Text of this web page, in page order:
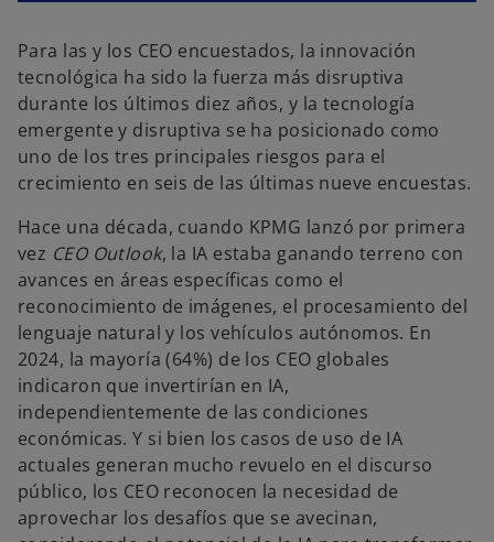
Para las y los CEO encuestados, la innovación
tecnológica ha sido la fuerza más disruptiva
durante los últimos diez años, y la tecnología
emergente y disruptiva se ha posicionado como
uno de los tres principales riesgos para el
crecimiento en seis de las últimas nueve encuestas.
Hace una década, cuando KPMG lanzó por primera
vez CEO Outlook, la IA estaba ganando terreno con
avances en áreas específicas como el
reconocimiento de imágenes, el procesamiento del
lenguaje natural y los vehículos autónomos. En
2024, la mayoría (64%) de los CEO globales
indicaron que invertirían en IA,
independientemente de las condiciones
económicas. Y si bien los casos de uso de IA
actuales generan mucho revuelo en el discurso
público, los CEO reconocen la necesidad de
aprovechar los desafíos que se avecinan,